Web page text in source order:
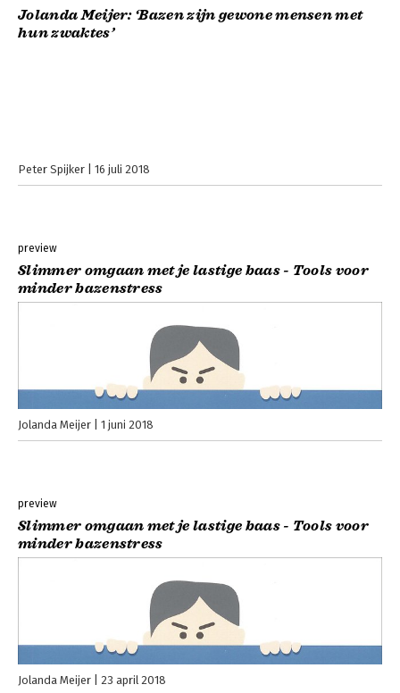
Jolanda Meijer: ‘Bazen zijn gewone mensen met
hun zwaktes’
Peter Spijker 16 juli 2018
preview
Slimmer omgaan met je lastige baas - Tools voor
minder bazenstress
Jolanda Meijer 1 juni 2018
preview
Slimmer omgaan met je lastige baas - Tools voor
minder bazenstress
Jolanda Meijer 23 april 2018